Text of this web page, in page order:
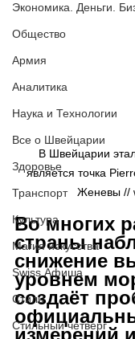
Экономика. Деньги.
Общество
Армия
Аналитика
Наука и Технологии
Все о Швейцарии
Здоровье
Транспорт
Культура
Магия искусства
Swiss Афиша
Стиль
Стильный четверг
В Швейцарии
является точка
Женевы //
Во многих
страны
снижение
уровнем
создаёт
измерений и